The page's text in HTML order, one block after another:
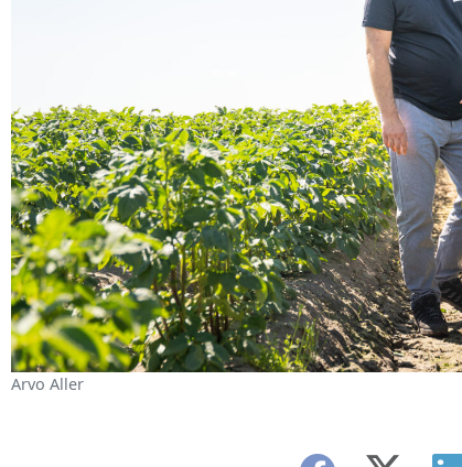
Arvo Aller